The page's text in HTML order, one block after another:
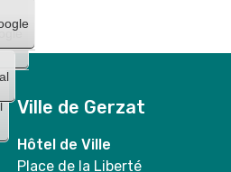
Ville de Gerzat
Hôtel de Ville
Place de la Liberté